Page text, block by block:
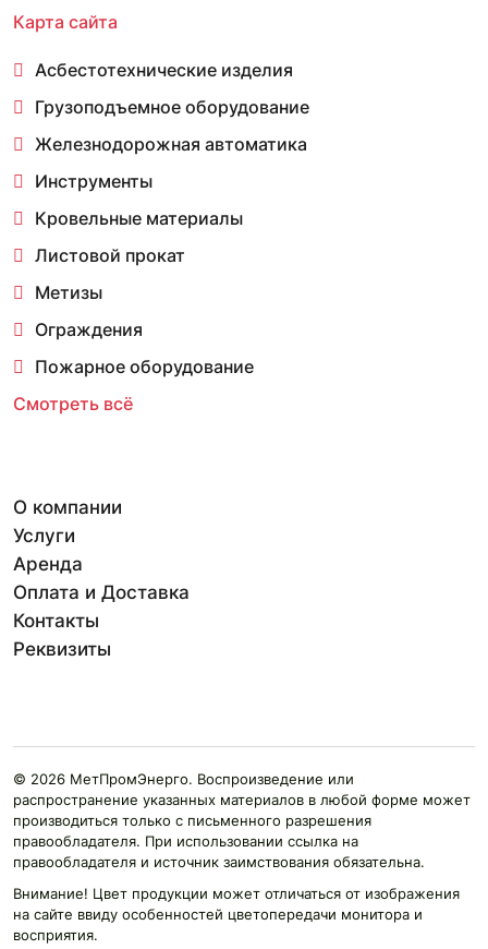
Карта сайта
Асбестотехнические изделия
Грузоподъемное оборудование
Железнодорожная автоматика
Инструменты
Кровельные материалы
Листовой прокат
Метизы
Ограждения
Пожарное оборудование
Смотреть всё
О компании
Услуги
Аренда
Оплата и Доставка
Контакты
Реквизиты
© 2026 МетПромЭнерго. Воспроизведение или
распространение указанных материалов в любой форме может
производиться только с письменного разрешения
правообладателя. При использовании ссылка на
правообладателя и источник заимствования обязательна.
Внимание! Цвет продукции может отличаться от изображения
на сайте ввиду особенностей цветопередачи монитора и
восприятия.